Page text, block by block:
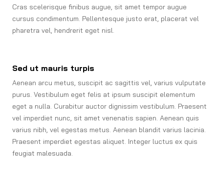
Cras scelerisque finibus augue, sit amet tempor augue
cursus condimentum. Pellentesque justo erat, placerat vel
pharetra vel, hendrerit eget nisl.
Sed ut mauris turpis
Aenean arcu metus, suscipit ac sagittis vel, varius vulputate
purus. Vestibulum eget felis at ipsum suscipit elementum
eget a nulla. Curabitur auctor dignissim vestibulum. Praesent
vel imperdiet nunc, sit amet venenatis sapien. Aenean quis
varius nibh, vel egestas metus. Aenean blandit varius lacinia.
Praesent imperdiet egestas aliquet. Integer luctus ex quis
feugiat malesuada.